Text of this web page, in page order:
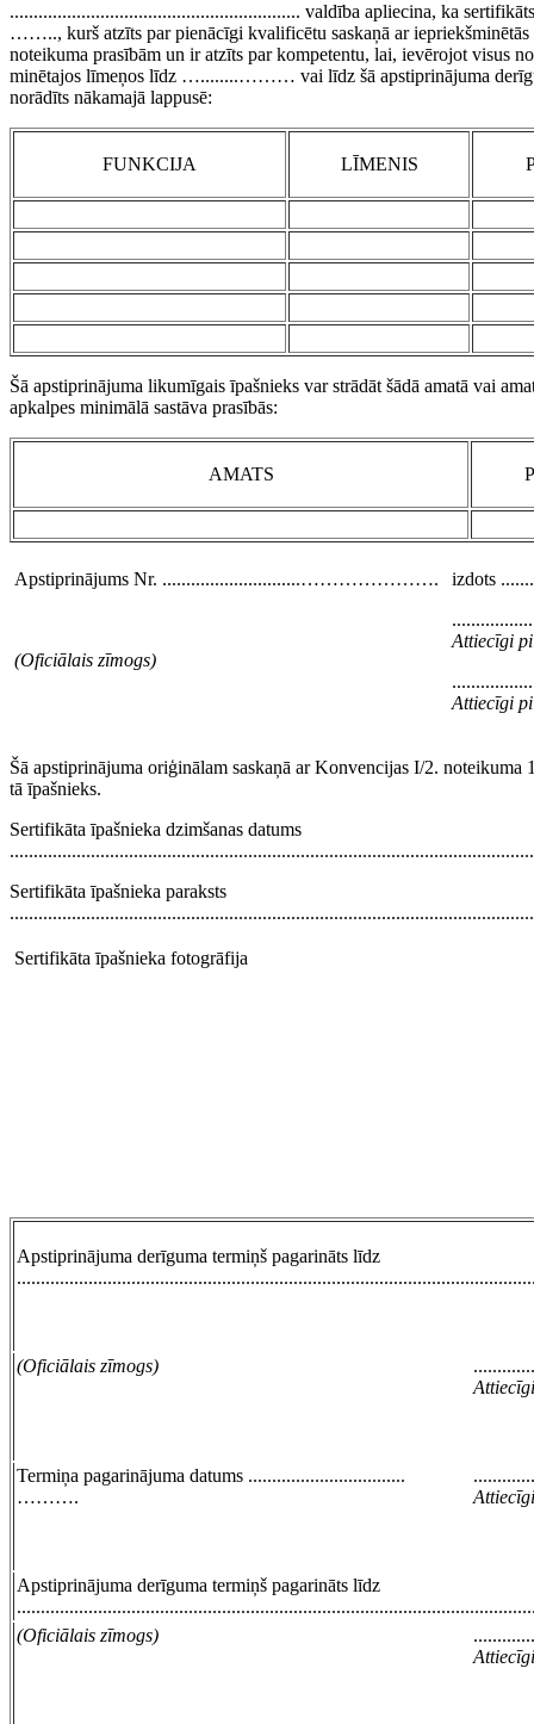
............................................................. valdība apliecina, ka
…….., kurš atzīts par pienācīgi kvalificētu saskaņā ar
noteikuma prasībām un ir atzīts par kompetentu, lai, ievērojot visus
minētajos līmeņos līdz …........……… vai līdz šā apstiprinājuma
norādīts nākamajā lappusē:
FUNKCIJA LĪMENIS
Šā apstiprinājuma likumīgais īpašnieks var strādāt šādā amatā vai
apkalpes minimālā sastāva prasībās:
AMATS
Apstiprinājums Nr. .............................………………….
(Oficiālais zīmogs)
izdots
Attiecīgi
Attiecīgi
Šā apstiprinājuma oriģinālam saskaņā ar Konvencijas I/2.
tā īpašnieks.
Sertifikāta īpašnieka dzimšanas datums
Sertifikāta īpašnieka paraksts
Sertifikāta īpašnieka fotogrāfija
Apstiprinājuma derīguma termiņš pagarināts līdz
(Oficiālais zīmogs)
Termiņa pagarinājuma datums .................................
……….
Apstiprinājuma derīguma termiņš pagarināts līdz
(Oficiālais zīmogs)